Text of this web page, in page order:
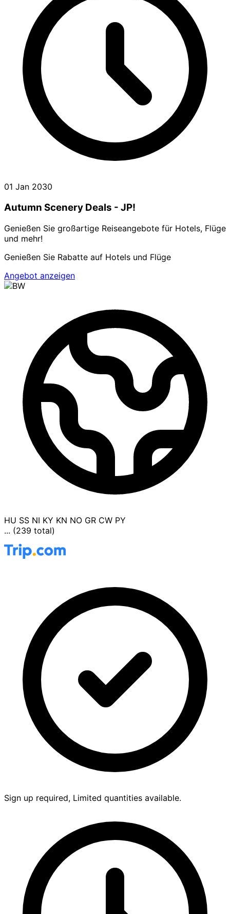
01 Jan 2030
Autumn Scenery Deals - JP!
Genießen Sie großartige Reiseangebote für Hotels, Flüge
und mehr!
Genießen Sie Rabatte auf Hotels und Flüge
Angebot anzeigen
HU SS NI KY KN NO GR CW PY
... (239 total)
Sign up required, Limited quantities available.